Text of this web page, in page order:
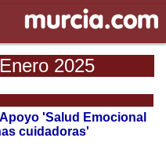
2025
'Salud Emocional
cuidadoras'